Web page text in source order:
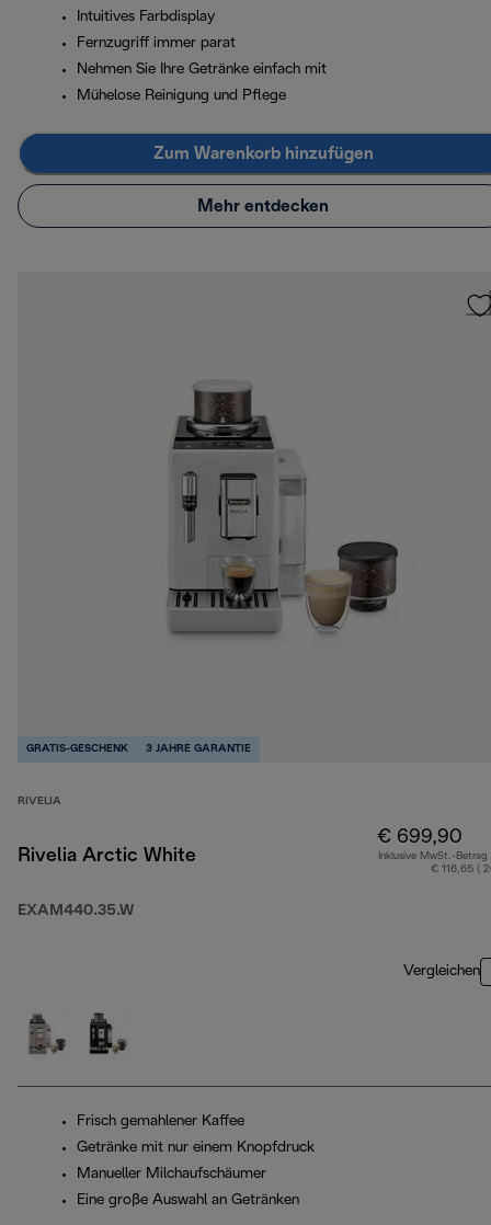
Intuitives Farbdisplay
Fernzugriff immer parat
Nehmen Sie Ihre Getränke einfach mit
Mühelose Reinigung und Pflege
Zum Warenkorb hinzufügen
Mehr entdecken
GRATIS-GESCHENK 3 JAHRE GARANTIE
RIVELIA
Rivelia Arctic White
EXAM440.35.W
€ 699,90
Inklusive MwSt.-Betrag
€ 116,65 (
Vergleichen
Frisch gemahlener Kaffee
Getränke mit nur einem Knopfdruck
Manueller Milchaufschäumer
Eine große Auswahl an Getränken